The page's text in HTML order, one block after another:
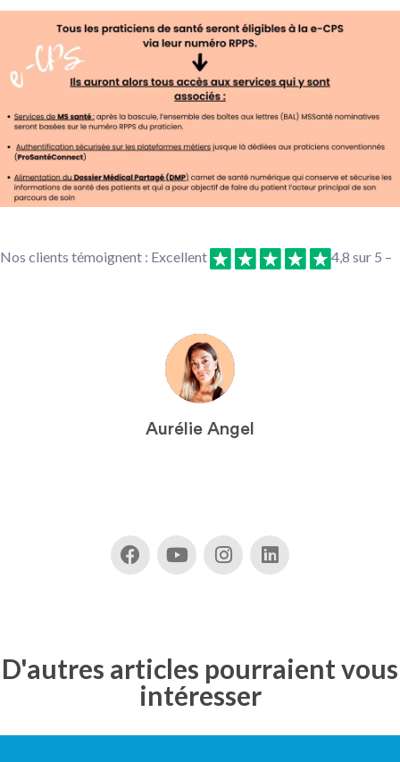
Nos clients témoignent : Excellent 4,8 sur 5 –
Aurélie Angel
D'autres articles pourraient vous
intéresser